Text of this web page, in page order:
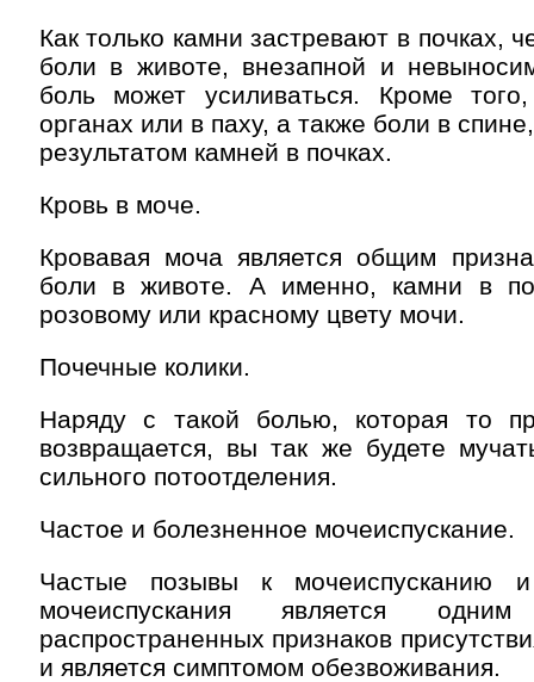
Как только камни застревают в почках,
боли в животе, внезапной и
боль может усиливаться. Кроме
органах или в паху, а также боли в
результатом камней в почках.
Кровь в моче.
Кровавая моча является общим
боли в животе. А именно, камни в
розовому или красному цвету мочи.
Почечные колики.
Наряду с такой болью, которая то
возвращается, вы так же будете
сильного потоотделения.
Частое и болезненное мочеиспускание.
Частые позывы к мочеиспусканию
мочеиспускания является
распространенных признаков
и является симптомом обезвоживания.